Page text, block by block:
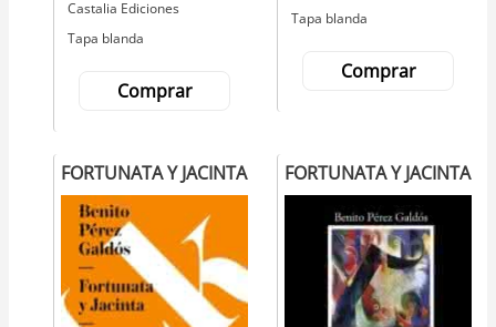
Editorial
Castalia Ediciones
Tapa blanda
Comprar
Tapa blanda
Comprar
FORTUNATA Y JACINTA FORTUNATA Y JACINTA